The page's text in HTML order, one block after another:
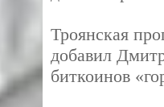
Троянская
добавил
биткоинов